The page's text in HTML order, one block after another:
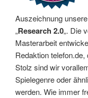
Auszeichnung
„Research 2.0„. Die
Masterarbeit
Redaktion telefon.de,
Stolz sind wir
Spielegenre oder
werden. Wie immer